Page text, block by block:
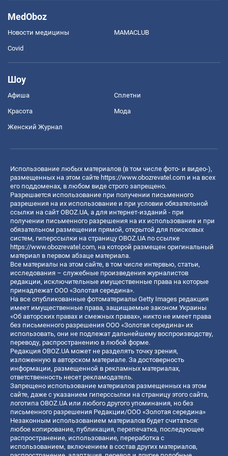
MedOboz
Новости медицины MAMACLUB
Covid
Шоу
Афиша Сплетни
Красота Мода
Женский Журнал
Использование любых материалов (в том числе фото- и видео-),
размещенных на этом сайте https://www.obozrevatel.com и на всех
его поддоменах, в любом виде строго запрещено.
Разрешается использование при получении письменного
разрешения на их использование и при условии обязательной
ссылки на сайт OBOZ.UA, а для интернет-изданий - при
получении письменного разрешения на их использование и при
обязательном размещении прямой, открытой для поисковых
систем, гиперссылки на страницу OBOZ.UA по ссылке
https://www.obozrevatel.com, на которой размещен оригинальный
материал в первом абзаце материала.
Все материалы на этом сайте, в том числе интервью, статьи,
исследования – служебные произведения журналистов
редакции, исключительные имущественные права на которые
принадлежат ООО «Золотая середина».
На все опубликованные фотоматериалы Getty Images редакция
имеет имущественные права, защищаемые законом Украины
«Об авторских правах и смежных правах», никто не имеет права
без письменного разрешения ООО «Золотая середина» их
использовать, они не подлежат дальнейшему воспроизводству,
переводу, распространению в любой форме.
Редакция OBOZ.UA может не разделять точку зрения,
изложенную в авторском материале. За достоверность
информации, размещенной в рекламных материалах,
ответственность несет рекламодатель.
Запрещено использование материалов размещенных на этом
сайте, даже с указанием гиперссылки на страницу этого сайта,
логотипа OBOZ.UA или любого другого упоминания, но без
письменного разрешения Редакции/ООО «Золотая середина»
Незаконным использованием материалов будет считаться:
любое копирование, публикация, перепечатка, последующее
распространение, использование, переработка с
использованием, включением в состав других материалов,